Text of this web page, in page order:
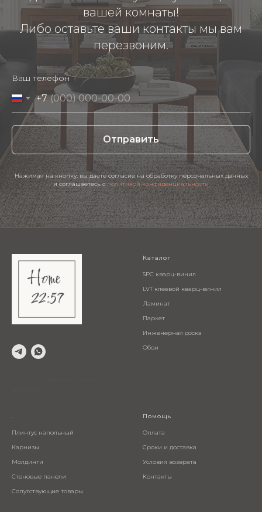
вашей комнаты!
Либо оставьте ваши контакты мы вам
перезвоним.
Ваш телефон
+7
Отправить
Нажимая на кнопку, вы даете согласие на обработку персональных данных
и соглашаетесь c политикой конфиденциальности
Каталог
SPC кварц-винил
LVT клеевой кварц-винил
Ламинат
Паркет
Инженерная доска
Обои
.
Плинтус напольный
Карнизы
Молдинги
Стеновые панели
Сопутствующие товары
Помощь
Оплата
Сроки и доставка
Условия возврата
Контакты